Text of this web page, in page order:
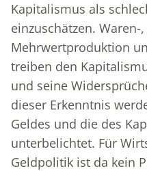
Kapitalismus als
einzuschätzen. Waren-
Mehrwertproduktion
treiben den
und seine
dieser Erkenntnis
Geldes und die des
unterbelichtet. Für
Geldpolitik ist da kein